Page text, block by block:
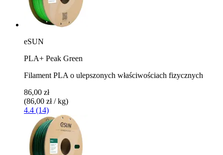
eSUN
PLA+ Peak Green
Filament PLA o ulepszonych właściwościach fizycznych
86,00 zł
(86,00 zł / kg)
4.4 (14)